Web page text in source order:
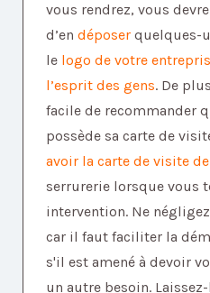
vous rendrez, vous
d’en déposer quelques-
le logo de votre
l’esprit des gens. De
facile de recommander
possède sa carte de
avoir la carte de visite
serrurerie lorsque vous
intervention. Ne
car il faut faciliter la
s'il est amené à devoir
un autre besoin.